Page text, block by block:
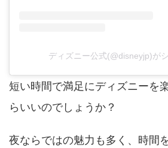
ディズニー公式(@disneyjp)が
短い時間で満足にディズニーを
らいいのでしょうか？
夜ならではの魅力も多く、時間